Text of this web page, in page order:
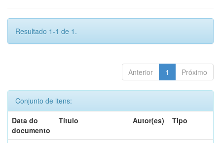
Resultado 1-1 de 1.
Anterior 1 Próximo
Conjunto de itens:
Data do
documento
Título Autor(es) Tipo